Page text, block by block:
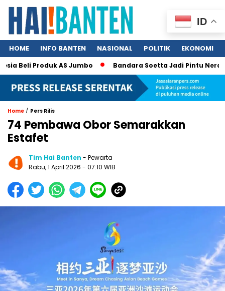
HOME INFO BANTEN NASIONAL POLITIK EKONOMI
Beli Produk AS Jumbo Bandara Soetta Jadi Pintu Neraka
Home / Pers Rilis
74 Pembawa Obor Semarakkan
Estafet
Tim Hai Banten - Pewarta
Rabu, 1 April 2026 - 07:10 WIB
ID